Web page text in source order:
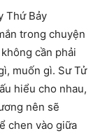
Thứ Bảy
trong chuyện
cần phải
muốn gì. Sư Tử
hiểu cho nhau,
nên sẽ
chen vào giữa